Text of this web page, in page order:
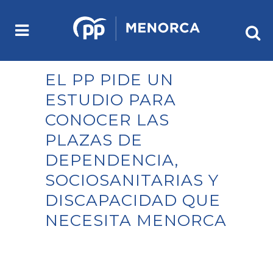
EL PP PIDE UN
ESTUDIO PARA
CONOCER LAS
PLAZAS DE
DEPENDENCIA,
SOCIOSANITARIAS Y
DISCAPACIDAD QUE
NECESITA MENORCA